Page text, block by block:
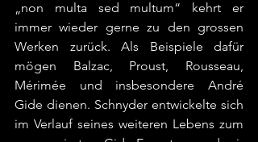
„non multa sed multum“ kehrt er
immer wieder gerne zu den grossen
Werken zurück. Als Beispiele dafür
mögen Balzac, Proust, Rousseau,
Mérimée und insbesondere André
Gide dienen. Schnyder entwickelte sich
im Verlauf seines weiteren Lebens zum